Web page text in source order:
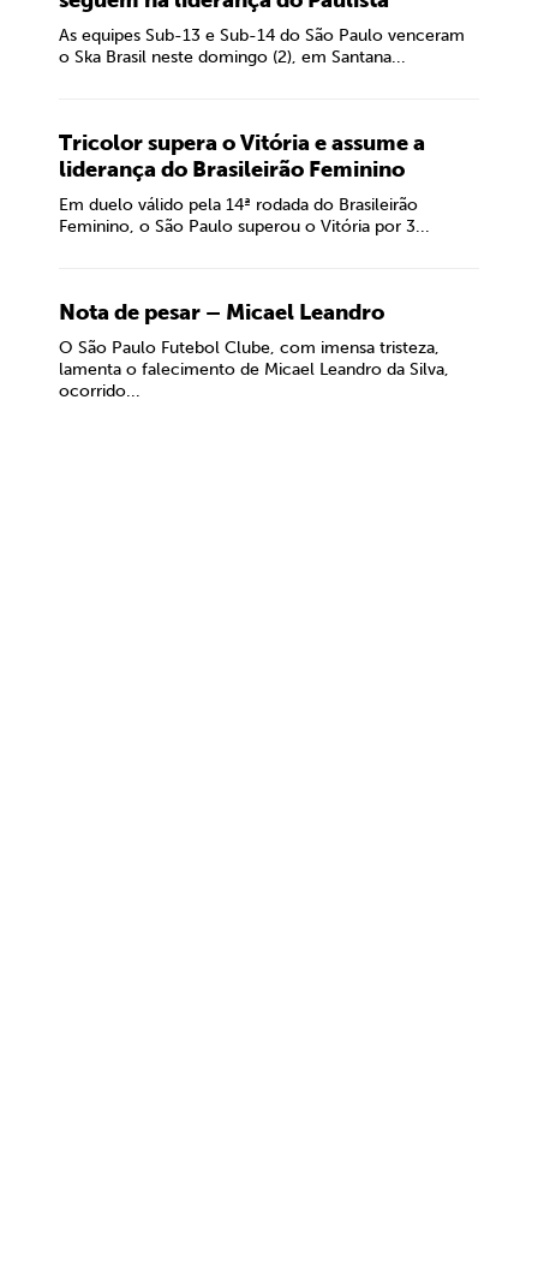
As equipes Sub-13 e Sub-14 do São Paulo venceram
o Ska Brasil neste domingo (2), em Santana...
Tricolor supera o Vitória e assume a
liderança do Brasileirão Feminino
Em duelo válido pela 14ª rodada do Brasileirão
Feminino, o São Paulo superou o Vitória por 3...
Nota de pesar – Micael Leandro
O São Paulo Futebol Clube, com imensa tristeza,
lamenta o falecimento de Micael Leandro da Silva,
ocorrido...